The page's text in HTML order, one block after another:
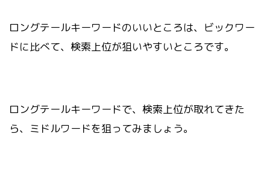
ロングテールキーワードのいいところは、ビックワー
ドに比べて、検索上位が狙いやすいところです。
ロングテールキーワードで、検索上位が取れてきた
ら、ミドルワードを狙ってみましょう。